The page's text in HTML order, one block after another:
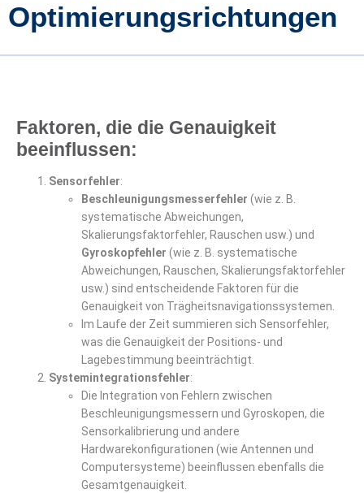
Optimierungsrichtungen
Faktoren, die die Genauigkeit
beeinflussen:
Sensorfehler:
Beschleunigungsmesserfehler (wie z. B.
systematische Abweichungen,
Skalierungsfaktorfehler, Rauschen usw.) und
Gyroskopfehler (wie z. B. systematische
Abweichungen, Rauschen, Skalierungsfaktorfehler
usw.) sind entscheidende Faktoren für die
Genauigkeit von Trägheitsnavigationssystemen.
Im Laufe der Zeit summieren sich Sensorfehler,
was die Genauigkeit der Positions- und
Lagebestimmung beeinträchtigt.
Systemintegrationsfehler:
Die Integration von Fehlern zwischen
Beschleunigungsmessern und Gyroskopen, die
Sensorkalibrierung und andere
Hardwarekonfigurationen (wie Antennen und
Computersysteme) beeinflussen ebenfalls die
Gesamtgenauigkeit.